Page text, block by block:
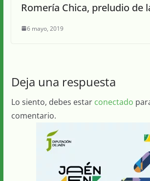
Romería Chica, preludio de
6 mayo, 2019
Deja una respuesta
Lo siento, debes estar conectado
comentario.